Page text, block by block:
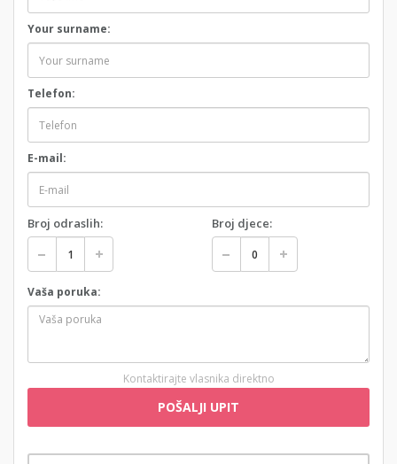
Your surname:
Telefon:
E-mail:
Broj odraslih: Broj djece:
Vaša poruka:
Kontaktirajte vlasnika direktno
POŠALJI UPIT